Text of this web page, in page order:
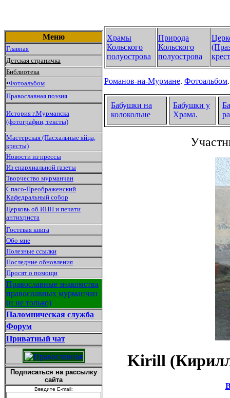
Меню
Главная
Детская страничка
Библиотека
•Фотоальбом
Православная поэзия
История г.Мурманска
(фотографии, тексты)
Мастерская (Пасхальные яйца,
кресты)
Новости из прессы
Из епархиальной газеты
Творчество мурманчан
Спасо-Преображенский
Кафедральный собор
Церковь об ИНН и печати
антихриста
Гостевая книга
Обо мне
Полезные ссылки
Последние обновления
Просят о помощи
Православные знакомства
православных мурманчан
(и не только)
Паломническая служба
Форум
Приватный чат
Подписаться на рассылку
сайта
Введите E-mail:
Храмы
Кольского
полуострова
Природа
Кольского
полуострова
Романов-на-Мурмане. Фотоальбом
Бабушки на
колокольне
Бабушки у
Храма.
Kirill